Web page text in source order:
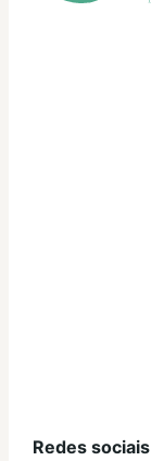
Redes sociais